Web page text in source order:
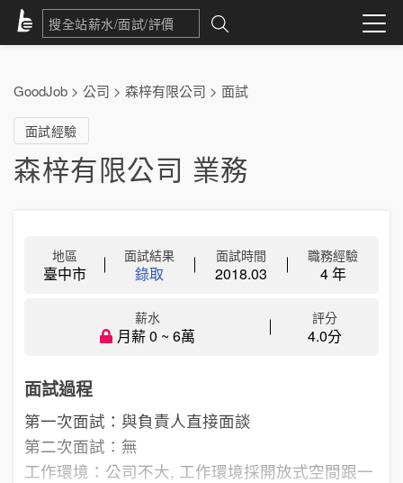
GoodJob > 公司 > 森梓有限公司 > 面試
面試經驗
森梓有限公司 業務
地區
臺中市
面試結果
錄取
面試時間
2018.03
職務經驗
4 年
薪水
月薪 0 ~ 6萬
評分
4.0分
面試過程
第一次面試：與負責人直接面談
第二次面試：無
工作環境：公司不大, 工作環境採開放式空間跟一